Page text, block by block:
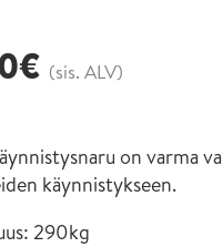
€ (sis. ALV)
on varma
käynnistykseen.
290kg